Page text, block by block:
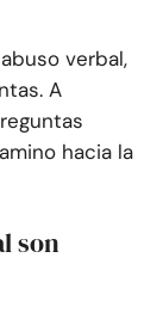
verbal,
A
hacia la
son